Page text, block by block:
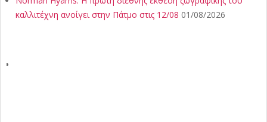
καλλιτέχνη ανοίγει στην Πάτμο στις 12/08 01/08/2026